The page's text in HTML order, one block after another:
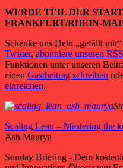
WERDE TEIL DER
FRANKFURT/RHEIN-
Schenke uns Dein „gefällt mir“
Twitter, abonniere unseren
Funktionen unter unseren
einen Gastbeitrag schreiben
einreichen.
Scaling Lean – Mastering the
Ash Maurya
Sunday Briefing - Dein